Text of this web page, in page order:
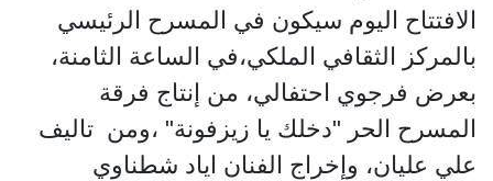
الافتتاح اليوم سيكون في المسرح الرئيسي
بالمركز الثقافي الملكي،في الساعة الثامنة،
بعرض فرجوي احتفالي، من إنتاج فرقة
المسرح الحر "دخلك يا زيزفونة" ،ومن تاليف
علي عليان، وإخراج الفنان اياد شطناوي